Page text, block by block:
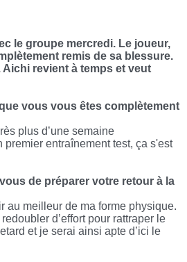
le groupe mercredi. Le joueur,
remis de sa blessure.
revient à temps et veut
vous vous êtes complètement
plus d’une semaine
premier entraînement test, ça s'est
de préparer votre retour à la
au meilleur de ma forme physique.
d’effort pour rattraper le
et je serai ainsi apte d’ici le